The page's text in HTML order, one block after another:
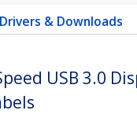
Drivers & Downloads
USB 3.0